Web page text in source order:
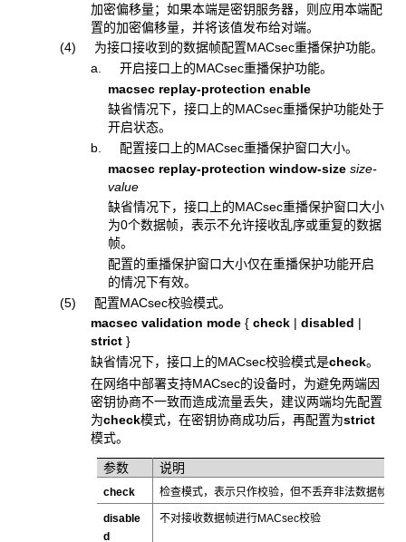
加密偏移量；如果本端是密钥服务器，则应用本端配
置的加密偏移量，并将该值发布给对端。
(4) 为接口接收到的数据帧配置MACsec重播保护功能。
a. 开启接口上的MACsec重播保护功能。
macsec replay-protection enable
缺省情况下，接口上的MACsec重播保护功能处于
开启状态。
b. 配置接口上的MACsec重播保护窗口大小。
macsec replay-protection window-size size-
value
缺省情况下，接口上的MACsec重播保护窗口大小
为0个数据帧，表示不允许接收乱序或重复的数据
帧。
配置的重播保护窗口大小仅在重播保护功能开启
的情况下有效。
(5) 配置MACsec校验模式。
macsec validation mode { check | disabled |
strict }
缺省情况下，接口上的MACsec校验模式是check。
在网络中部署支持MACsec的设备时，为避免两端因
密钥协商不一致而造成流量丢失，建议两端均先配置
为check模式，在密钥协商成功后，再配置为strict
模式。
参数 说明
check 检查模式，表示只作校验，但不丢弃非法数据帧
disable
d
不对接收数据帧进行MACsec校验